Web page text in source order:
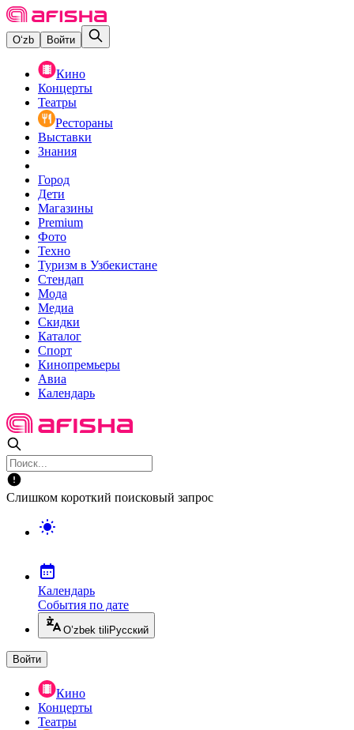
O‘zb Войти
Кино
Концерты
Театры
Рестораны
Выставки
Знания
Город
Дети
Магазины
Premium
Фото
Техно
Туризм в Узбекистане
Стендап
Мода
Медиа
Скидки
Каталог
Спорт
Кинопремьеры
Авиа
Календарь
Слишком короткий поисковый запрос
Календарь
События по дате
O’zbek tili Русский
Войти
Кино
Концерты
Театры